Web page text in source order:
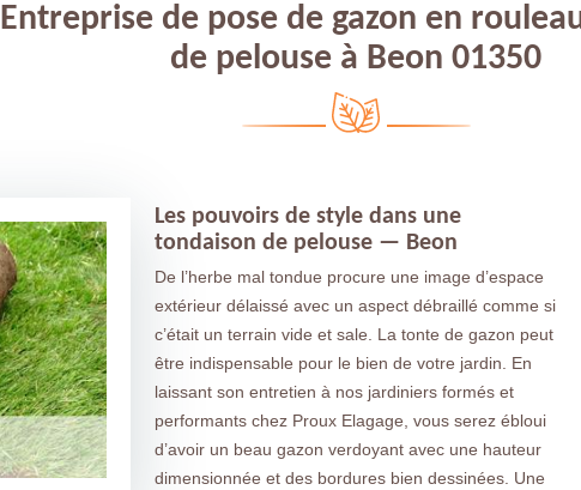
Entreprise de pose de gazon en
de pelouse à Beon 01350
Les pouvoirs de style dans une
tondaison de pelouse — Beon
De l’herbe mal tondue procure une image d’espace
extérieur délaissé avec un aspect débraillé comme si
c’était un terrain vide et sale. La tonte de gazon peut
être indispensable pour le bien de votre jardin. En
laissant son entretien à nos jardiniers formés et
performants chez Proux Elagage, vous serez ébloui
d’avoir un beau gazon verdoyant avec une hauteur
dimensionnée et des bordures bien dessinées. Une